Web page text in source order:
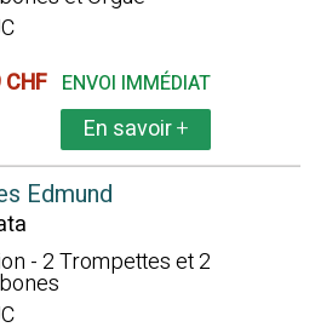
ENVOI IMMÉDIAT
En savoir+
Edmund
- 2 Trompettes et 2